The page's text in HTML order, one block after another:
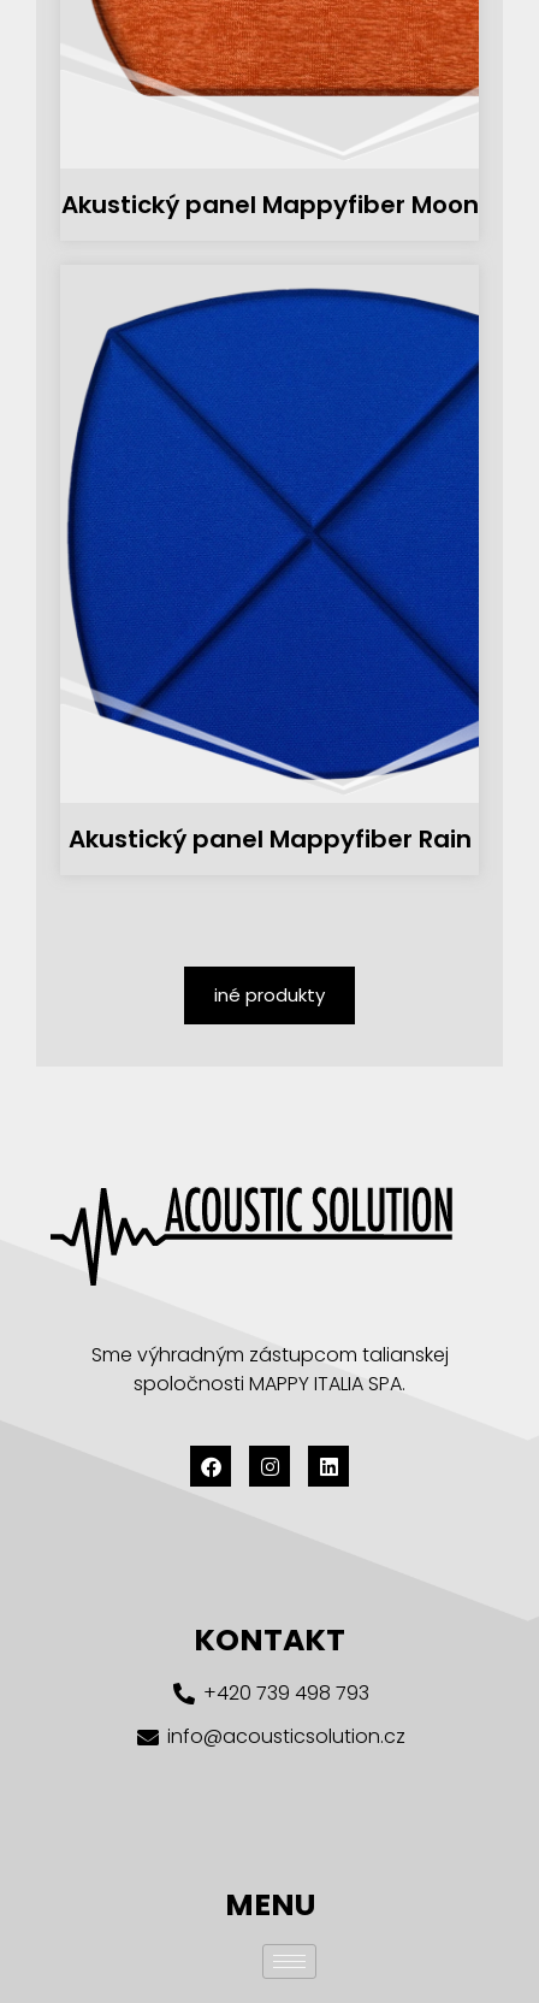
Akustický panel Mappyfiber Moon
Akustický panel Mappyfiber Rain
iné produkty
Sme výhradným zástupcom talianskej
spoločnosti MAPPY ITALIA SPA.
KONTAKT
+420 739 498 793
info@acousticsolution.cz
MENU